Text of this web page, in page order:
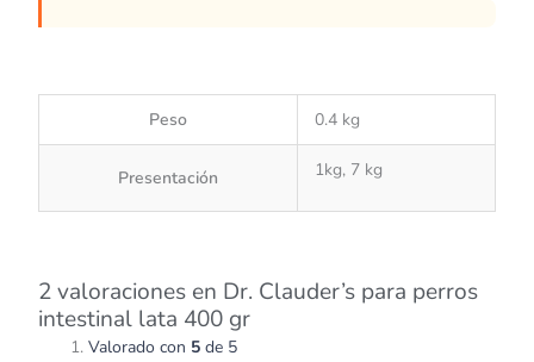
Peso 0.4 kg
Presentación 1kg, 7 kg
2 valoraciones en Dr. Clauder’s para perros
intestinal lata 400 gr
Valorado con 5 de 5